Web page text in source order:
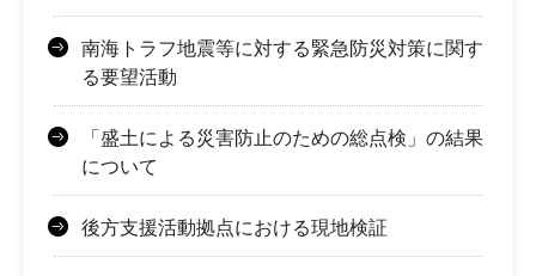
南海トラフ地震等に対する緊急防災対策に関す
る要望活動
「盛土による災害防止のための総点検」の結果
について
後方支援活動拠点における現地検証